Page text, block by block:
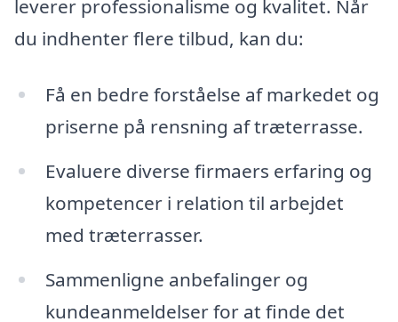
leverer professionalisme og kvalitet. Når
du indhenter flere tilbud, kan du:
Få en bedre forståelse af markedet og
priserne på rensning af træterrasse.
Evaluere diverse firmaers erfaring og
kompetencer i relation til arbejdet
med træterrasser.
Sammenligne anbefalinger og
kundeanmeldelser for at finde det